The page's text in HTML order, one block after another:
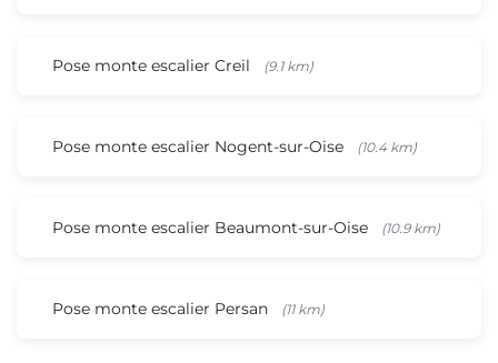
Pose monte escalier Creil (9.1 km)
Pose monte escalier Nogent-sur-Oise (10.4 km)
Pose monte escalier Beaumont-sur-Oise (10.9 km)
Pose monte escalier Persan (11 km)